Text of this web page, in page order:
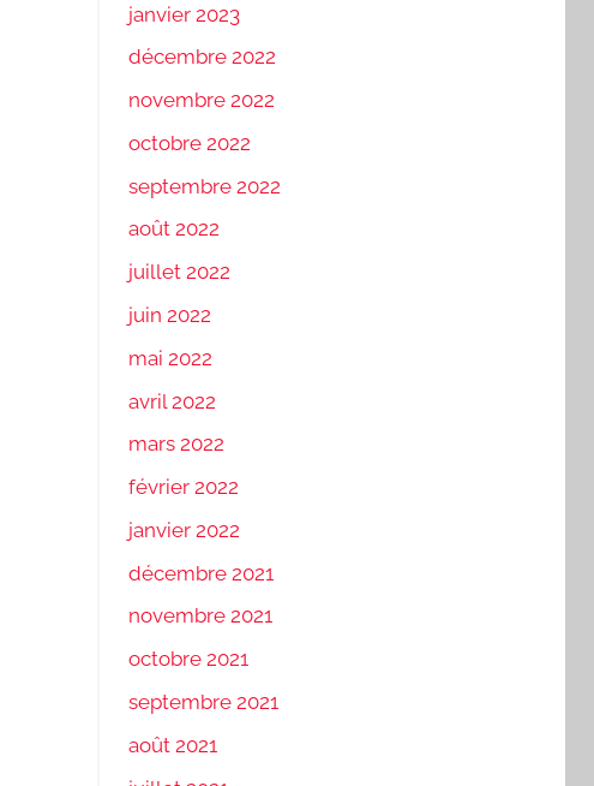
janvier 2023
décembre 2022
novembre 2022
octobre 2022
septembre 2022
août 2022
juillet 2022
juin 2022
mai 2022
avril 2022
mars 2022
février 2022
janvier 2022
décembre 2021
novembre 2021
octobre 2021
septembre 2021
août 2021